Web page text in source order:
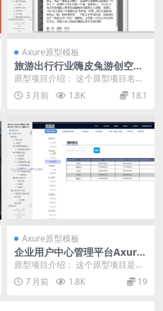
Axure原型模板
旅游出行行业嗨皮兔游创空间
移动端产品原型模板案例Axur
e RP源文件下载
原型项目介绍： 这个原型项目名为
“旅游出行-嗨皮兔游创空间”，是一
个旅游出行领域...
3 月前 1.8K 18.1
Axure原型模板
企业用户中心管理平台Axure
原型模板
原型项目介绍： 这个原型项目是一
个用户中心首页的设计，专为企业
身份登录的用户定制...
7 月前 1.8K 19